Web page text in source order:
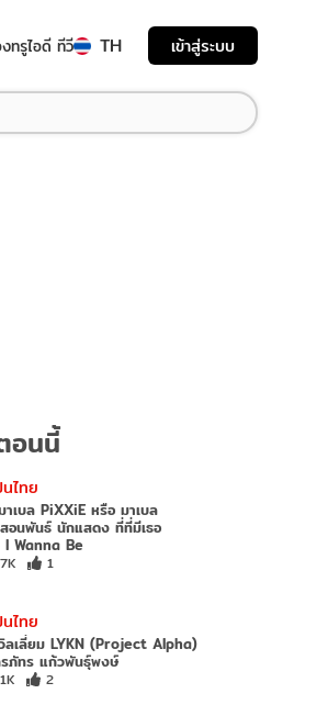
ทรูไอดี ทีวี TH เข้าสู่ระบบ
อนนี้
ไทย
าเบล PiXXiE หรือ มาเบล
อนพันธ์ นักแสดง ที่ที่มีเธอ
Wanna Be
1
ไทย
ลเลี่ยม LYKN (Project Alpha)
ภัทร แก้วพันธุ์พงษ์
2